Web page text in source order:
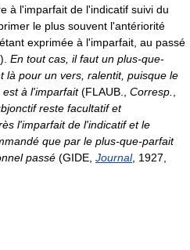
à l'imparfait de l'indicatif suivi du
le plus souvent l'antériorité
étant exprimée à l'imparfait, au passé
En tout cas, il faut un plus-que-
là pour un vers, ralentit, puisque le
à l'imparfait(FLAUB., Corresp.
reste facultatif et
l'imparfait de l'indicatif et le
que par le plus-que-parfait
passé (GIDE, Journal, 1927,